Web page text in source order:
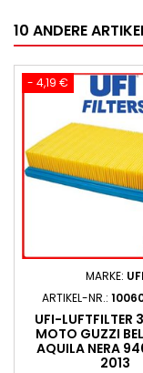
10 ANDERE
- 4,19 €
MARKE: UFI
ARTIKEL-NR.:
UFI-
MOTO GUZZI
AQUILA NERA
2013